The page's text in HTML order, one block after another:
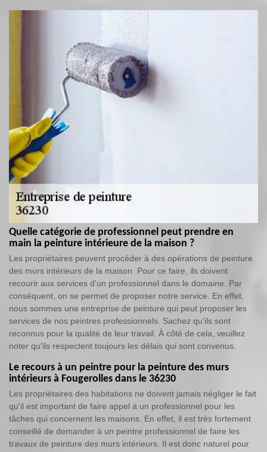
Quelle catégorie de professionnel peut prendre en
main la peinture intérieure de la maison ?
Les propriétaires peuvent procéder à des opérations de peinture
des murs intérieurs de la maison. Pour ce faire, ils doivent
recourir aux services d'un professionnel dans le domaine. Par
conséquent, on se permet de proposer notre service. En effet,
nous sommes une entreprise de peinture qui peut proposer les
services de nos peintres professionnels. Sachez qu'ils sont
reconnus pour la qualité de leur travail. À côté de cela, veuillez
noter qu'ils respectent toujours les délais qui sont convenus.
Le recours à un peintre pour la peinture des murs
intérieurs à Fougerolles dans le 36230
Les propriétaires des habitations ne doivent jamais négliger le fait
qu'il est important de faire appel à un professionnel pour les
tâches qui concernent les maisons. En effet, il est très fortement
conseillé de demander à un peintre professionnel de faire les
travaux de peinture des murs intérieurs. Il est donc naturel pour